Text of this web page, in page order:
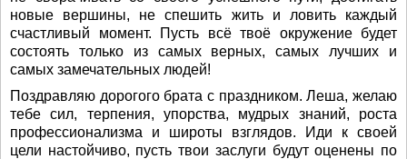
новые вершины, не спешить жить и ловить каждый
счастливый момент. Пусть всё твоё окружение будет
состоять только из самых верных, самых лучших и
самых замечательных людей!
Поздравляю дорогого брата с праздником. Леша, желаю
тебе сил, терпения, упорства, мудрых знаний, роста
профессионализма и широты взглядов. Иди к своей
цели настойчиво, пусть твои заслуги будут оценены по